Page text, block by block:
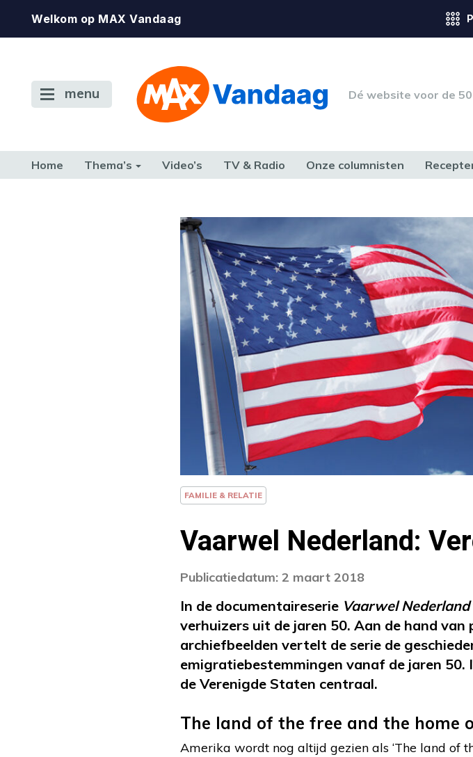
Welkom op MAX Vandaag
menu Dé website voor de
Home Thema’s Video’s TV & Radio Onze columnisten
FAMILIE & RELATIE
Vaarwel Nederland:
Publicatiedatum: 2 maart 2018
In de documentaireserie Vaarwel Nederland
verhuizers uit de jaren 50. Aan de hand van
archiefbeelden vertelt de serie de
emigratiebestemmingen vanaf de jaren
de Verenigde Staten centraal.
The land of the free and the home
Amerika wordt nog altijd gezien als ‘The land of